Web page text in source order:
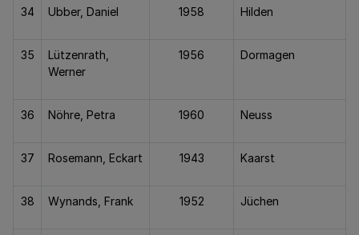
34 Ubber, Daniel 1958 Hilden
35
Lützenrath,
Werner
1956 Dormagen
36 Nöhre, Petra 1960 Neuss
37 Rosemann, Eckart 1943 Kaarst
38 Wynands, Frank 1952 Jüchen